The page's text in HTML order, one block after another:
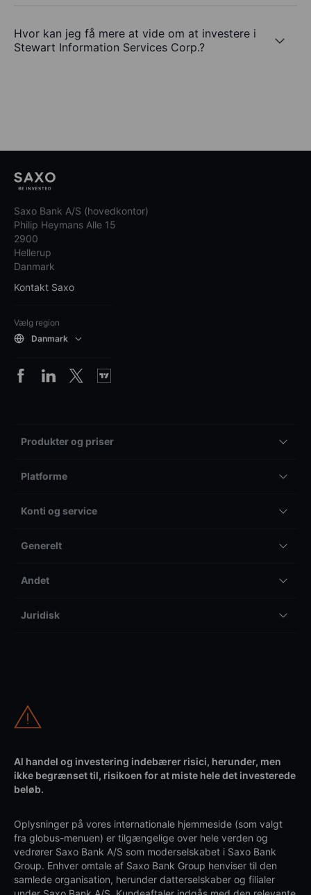
Hvor kan jeg få mere at vide om at investere i
Stewart Information Services Corp.?
Saxo Bank A/S (hovedkontor)
Philip Heymans Alle 15
2900
Hellerup
Danmark
Kontakt Saxo
Vælg region
Danmark
Produkter og priser
Platforme
Konti og service
Generelt
Andet
Juridisk
Al handel og investering indebærer risici, herunder, men
ikke begrænset til, risikoen for at miste hele det investerede
beløb.
Oplysninger på vores internationale hjemmeside (som valgt
fra globus-menuen) er tilgængelige over hele verden og
vedrører Saxo Bank A/S som moderselskabet i Saxo Bank
Group. Enhver omtale af Saxo Bank Group henviser til den
samlede organisation, herunder datterselskaber og filialer